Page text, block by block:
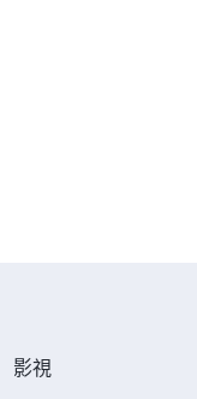
影視